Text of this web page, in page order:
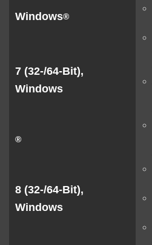
Windows®
7 (32-/64-Bit),
Windows
®
8 (32-/64-Bit),
Windows